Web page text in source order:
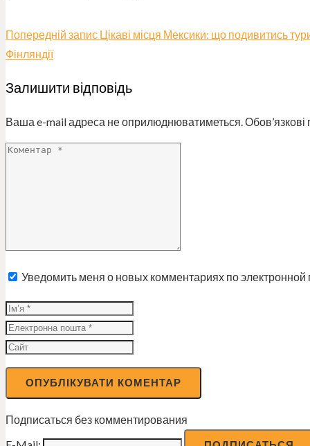
Попередній запис Цікаві місця Мексики: що подивитись
Фінляндії
Залишити відповідь
Ваша e-mail адреса не оприлюднюватиметься.
Уведомить меня о новых комментариях по электронной
Подписаться без комментирования